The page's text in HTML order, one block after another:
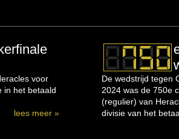
voor
in het betaald
lees meer »
De wedstrijd tegen
2024 was de 750e
(regulier) van
divisie van het